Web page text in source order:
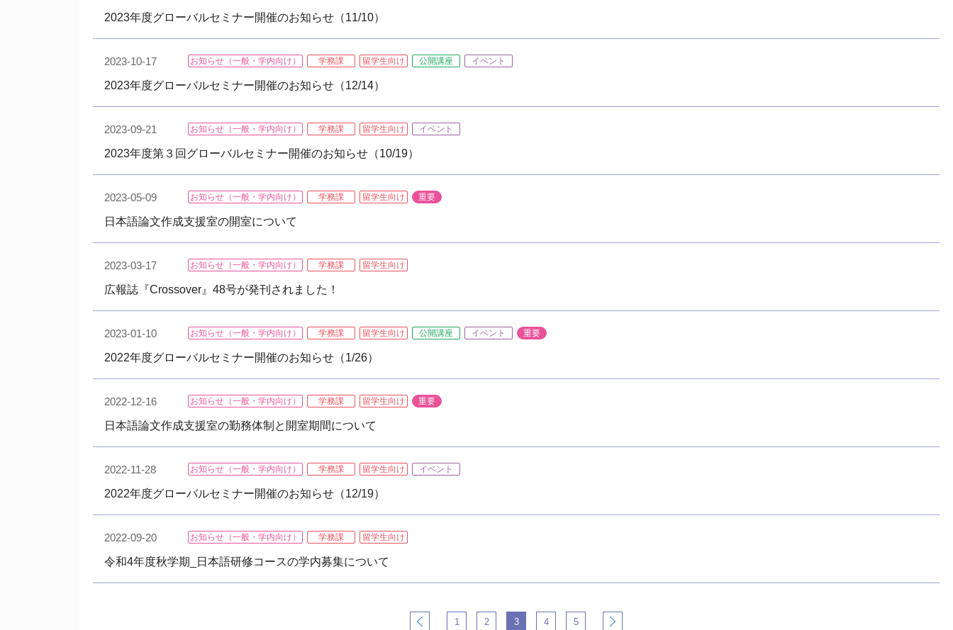
2023年度グローバルセミナー開催のお知らせ（11/10）
2023-10-17 お知らせ（一般・学内向け） 学務課 留学生向け 公開講座 イベント
2023年度グローバルセミナー開催のお知らせ（12/14）
2023-09-21 お知らせ（一般・学内向け） 学務課 留学生向け イベント
2023年度第３回グローバルセミナー開催のお知らせ（10/19）
2023-05-09 お知らせ（一般・学内向け） 学務課 留学生向け 重要
日本語論文作成支援室の開室について
2023-03-17 お知らせ（一般・学内向け） 学務課 留学生向け
広報誌『Crossover』48号が発刊されました！
2023-01-10 お知らせ（一般・学内向け） 学務課 留学生向け 公開講座 イベント 重要
2022年度グローバルセミナー開催のお知らせ（1/26）
2022-12-16 お知らせ（一般・学内向け） 学務課 留学生向け 重要
日本語論文作成支援室の勤務体制と開室期間について
2022-11-28 お知らせ（一般・学内向け） 学務課 留学生向け イベント
2022年度グローバルセミナー開催のお知らせ（12/19）
2022-09-20 お知らせ（一般・学内向け） 学務課 留学生向け
令和4年度秋学期_日本語研修コースの学内募集について
1 2 3 4 5